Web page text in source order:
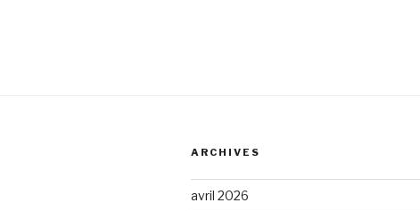
ARCHIVES
avril 2026